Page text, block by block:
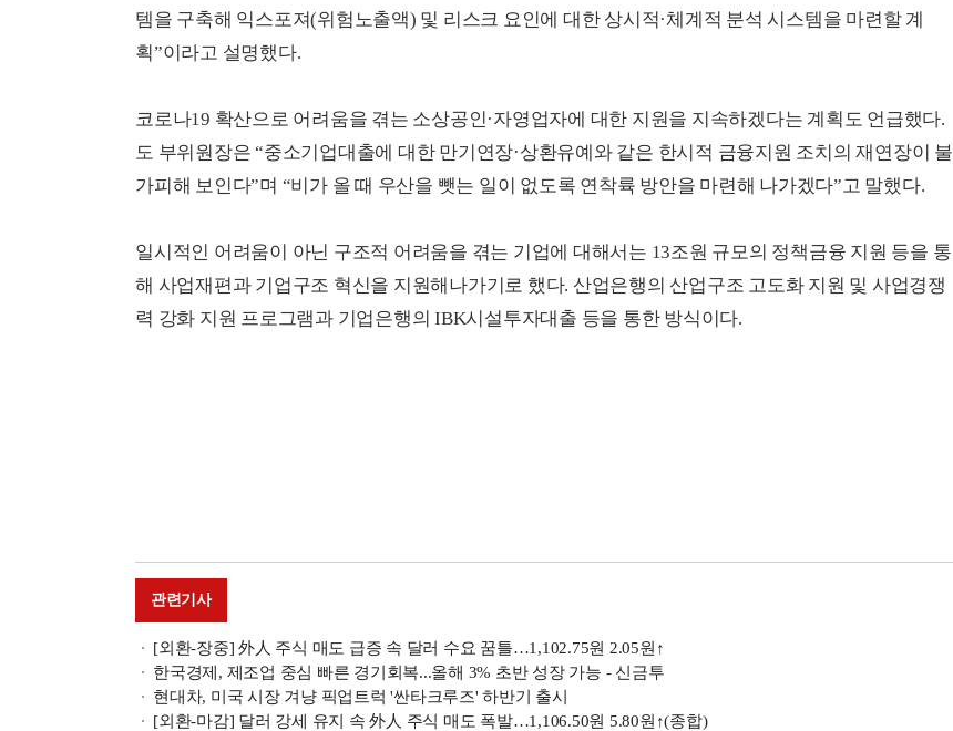
템을 구축해 익스포져(위험노출액) 및 리스크 요인에 대한 상시적·체계적 분석 시스템을 마련할 계
획”이라고 설명했다.
코로나19 확산으로 어려움을 겪는 소상공인·자영업자에 대한 지원을 지속하겠다는 계획도 언급했다.
도 부위원장은 “중소기업대출에 대한 만기연장·상환유예와 같은 한시적 금융지원 조치의 재연장이 불
가피해 보인다”며 “비가 올 때 우산을 뺏는 일이 없도록 연착륙 방안을 마련해 나가겠다”고 말했다.
일시적인 어려움이 아닌 구조적 어려움을 겪는 기업에 대해서는 13조원 규모의 정책금융 지원 등을 통
해 사업재편과 기업구조 혁신을 지원해나가기로 했다. 산업은행의 산업구조 고도화 지원 및 사업경쟁
력 강화 지원 프로그램과 기업은행의 IBK시설투자대출 등을 통한 방식이다.
관련기사
[외환-장중] 外人 주식 매도 급증 속 달러 수요 꿈틀…1,102.75원 2.05원↑
한국경제, 제조업 중심 빠른 경기회복...올해 3% 초반 성장 가능 - 신금투
현대차, 미국 시장 겨냥 픽업트럭 '싼타크루즈' 하반기 출시
[외환-마감] 달러 강세 유지 속 外人 주식 매도 폭발…1,106.50원 5.80원↑(종합)